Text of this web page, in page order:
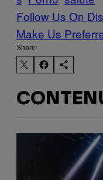
Follow Us On
Make Us
Share: